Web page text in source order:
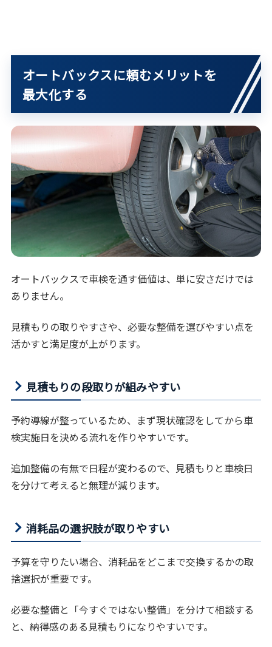
オートバックスに頼むメリットを
最大化する
オートバックスで車検を通す価値は、単に安さだけでは
ありません。
見積もりの取りやすさや、必要な整備を選びやすい点を
活かすと満足度が上がります。
見積もりの段取りが組みやすい
予約導線が整っているため、まず現状確認をしてから車
検実施日を決める流れを作りやすいです。
追加整備の有無で日程が変わるので、見積もりと車検日
を分けて考えると無理が減ります。
消耗品の選択肢が取りやすい
予算を守りたい場合、消耗品をどこまで交換するかの取
捨選択が重要です。
必要な整備と「今すぐではない整備」を分けて相談する
と、納得感のある見積もりになりやすいです。